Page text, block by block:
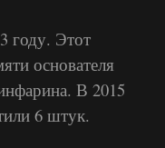
году. Этот
основателя
В 2015
6 штук.